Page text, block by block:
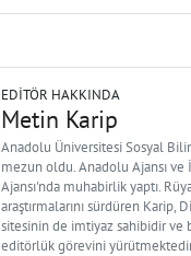
EDITÖR HAKKINDA
Metin Karip
Anadolu Üniversitesi Sosyal
mezun oldu. Anadolu Ajansı ve
Ajansı'nda muhabirlik yaptı.
araştırmalarını sürdüren Karip,
sitesinin de imtiyaz sahibidir ve
editörlük görevini